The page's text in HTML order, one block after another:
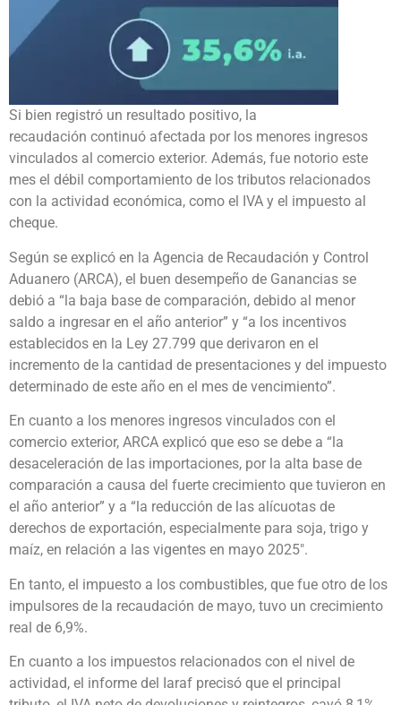
Si bien registró un resultado positivo, la
recaudación continuó afectada por los menores ingresos
vinculados al comercio exterior. Además, fue notorio este
mes el débil comportamiento de los tributos relacionados
con la actividad económica, como el IVA y el impuesto al
cheque.
Según se explicó en la Agencia de Recaudación y Control
Aduanero (ARCA), el buen desempeño de Ganancias se
debió a “la baja base de comparación, debido al menor
saldo a ingresar en el año anterior” y “a los incentivos
establecidos en la Ley 27.799 que derivaron en el
incremento de la cantidad de presentaciones y del impuesto
determinado de este año en el mes de vencimiento”.
En cuanto a los menores ingresos vinculados con el
comercio exterior, ARCA explicó que eso se debe a “la
desaceleración de las importaciones, por la alta base de
comparación a causa del fuerte crecimiento que tuvieron en
el año anterior” y a “la reducción de las alícuotas de
derechos de exportación, especialmente para soja, trigo y
maíz, en relación a las vigentes en mayo 2025″.
En tanto, el impuesto a los combustibles, que fue otro de los
impulsores de la recaudación de mayo, tuvo un crecimiento
real de 6,9%.
En cuanto a los impuestos relacionados con el nivel de
actividad, el informe del Iaraf precisó que el principal